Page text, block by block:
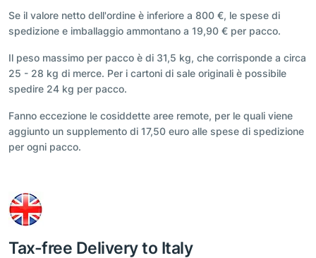
Se il valore netto dell'ordine è inferiore a 800 €, le spese di
spedizione e imballaggio ammontano a 19,90 € per pacco.
Il peso massimo per pacco è di 31,5 kg, che corrisponde a circa
25 - 28 kg di merce. Per i cartoni di sale originali è possibile
spedire 24 kg per pacco.
Fanno eccezione le cosiddette aree remote, per le quali viene
aggiunto un supplemento di 17,50 euro alle spese di spedizione
per ogni pacco.
Tax-free Delivery to Italy